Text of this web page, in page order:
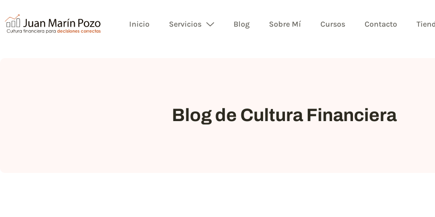
Inicio Servicios Blog Sobre Mí Cursos Contacto
Blog de Cultura Financiera